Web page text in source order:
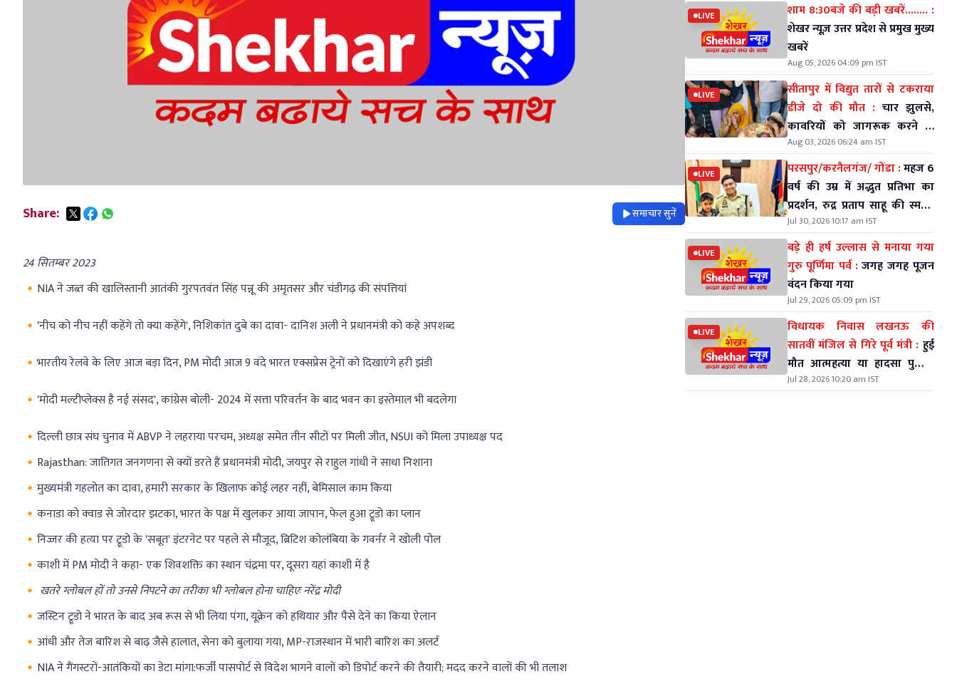
Share: समाचार सुनें
24 सितम्बर 2023
🔸NIA ने जब्त की खालिस्तानी आतंकी गुरपतवंत सिंह पन्नू की अमृतसर और चंडीगढ़ की संपत्तियां
🔸'नीच को नीच नहीं कहेंगे तो क्या कहेंगे', निशिकांत दुबे का दावा- दानिश अली ने प्रधानमंत्री को कहे अपशब्द
🔸भारतीय रेलवे के लिए आज बड़ा दिन, PM मोदी आज 9 वंदे भारत एक्सप्रेस ट्रेनों को दिखाएंगे हरी झंडी
🔸'मोदी मल्टीप्लेक्स है नई संसद', कांग्रेस बोली- 2024 में सत्ता परिवर्तन के बाद भवन का इस्तेमाल भी बदलेगा
🔸दिल्ली छात्र संघ चुनाव में ABVP ने लहराया परचम, अध्यक्ष समेत तीन सीटों पर मिली जीत, NSUI को मिला उपाध्यक्ष पद
🔸Rajasthan: जातिगत जनगणना से क्यों डरते हैं प्रधानमंत्री मोदी, जयपुर से राहुल गांधी ने साधा निशाना
🔸मुख्यमंत्री गहलोत का दावा, हमारी सरकार के खिलाफ कोई लहर नहीं, बेमिसाल काम किया
🔸कनाडा को क्वाड से जोरदार झटका, भारत के पक्ष में खुलकर आया जापान, फेल हुआ ट्रूडो का प्लान
🔸निज्जर की हत्या पर ट्रूडो के 'सबूत' इंटरनेट पर पहले से मौजूद, ब्रिटिश कोलंबिया के गवर्नर ने खोली पोल
🔸काशी में PM मोदी ने कहा- एक शिवशक्ति का स्थान चंद्रमा पर, दूसरा यहां काशी में है
🔸 खतरे ग्लोबल हों तो उनसे निपटने का तरीका भी ग्लोबल होना चाहिएः नरेंद्र मोदी
🔸जस्टिन ट्रूडो ने भारत के बाद अब रूस से भी लिया पंगा, यूक्रेन को हथियार और पैसे देने का किया ऐलान
🔸आंधी और तेज बारिश से बाढ़ जैसे हालात, सेना को बुलाया गया, MP-राजस्थान में भारी बारिश का अलर्ट
🔸NIA ने गैंगस्टरों-आतंकियों का डेटा मांगा:फर्जी पासपोर्ट से विदेश भागने वालों को डिपोर्ट करने की तैयारी; मदद करने वालों की भी तलाश
LIVE
शाम 8:30बजे की बड़ी खबरें........ :
शेखर न्यूज़ उत्तर प्रदेश से प्रमुख मुख्य
खबरें
Aug 05, 2026 04:09 pm IST
LIVE
सीतापुर में विद्युत तारों से टकराया
डीजे दो की मौत : चार झुलसे,
कावरियों को जागरूक करने के
लिए निकले थे
Aug 03, 2026 06:24 am IST
LIVE परसपुर/करनैलगंज/ गोंडा :महज 6
वर्ष की उम्र में अद्भुत प्रतिभा का
प्रदर्शन, रुद्र प्रताप साहू की स्मरण
शक्ति ने सभी को किया हैरान
Jul 30, 2026 10:17 am IST
LIVE
बड़े ही हर्ष उल्लास से मनाया गया
गुरु पूर्णिमा पर्व :जगह जगह पूजन
वंदन किया गया
Jul 29, 2026 05:09 pm IST
LIVE
विधायक निवास लखनऊ की
सातवीं मंजिल से गिरे पूर्व मंत्री : हुई
मौत आत्महत्या या हादसा पुलिस
कर रही जॉच
Jul 28, 2026 10:20 am IST